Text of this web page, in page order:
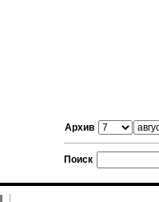
Архив
Поиск